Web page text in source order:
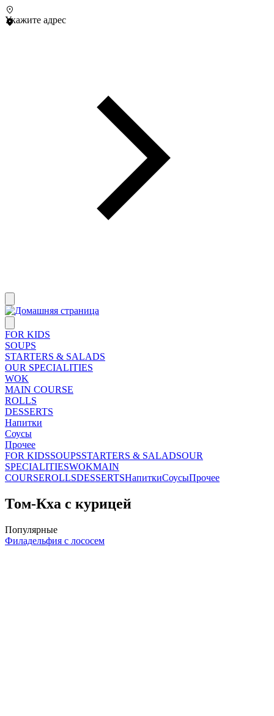
Укажите адрес
FOR KIDS
SOUPS
STARTERS & SALADS
OUR SPECIALITIES
WOK
MAIN COURSE
ROLLS
DESSERTS
Напитки
Соусы
Прочее
FOR KIDSSOUPSSTARTERS & SALADSOUR
SPECIALITIESWOKMAIN
COURSEROLLSDESSERTSНапиткиСоусыПрочее
Том-Кха с курицей
Популярные
Филадельфия с лососем